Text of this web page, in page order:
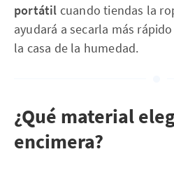
portátil cuando tiendas la
ayudará a secarla más
la casa de la humedad.
¿Qué material
encimera?